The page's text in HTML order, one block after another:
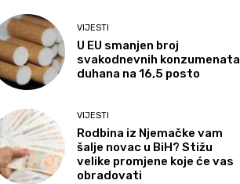
VIJESTI
U EU smanjen broj
svakodnevnih konzumenata
duhana na 16,5 posto
VIJESTI
Rodbina iz Njemačke vam
šalje novac u BiH? Stižu
velike promjene koje će vas
obradovati